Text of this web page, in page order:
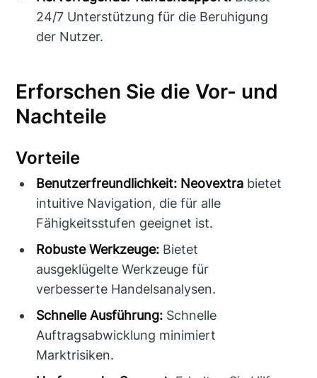
24/7 Unterstützung für die Beruhigung
der Nutzer.
Erforschen Sie die Vor- und
Nachteile
Vorteile
Benutzerfreundlichkeit: Neovextra bietet
intuitive Navigation, die für alle
Fähigkeitsstufen geeignet ist.
Robuste Werkzeuge: Bietet
ausgeklügelte Werkzeuge für
verbesserte Handelsanalysen.
Schnelle Ausführung: Schnelle
Auftragsabwicklung minimiert
Marktrisiken.